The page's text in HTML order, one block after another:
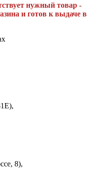
нужный товар -
и готов к выдаче в
8),